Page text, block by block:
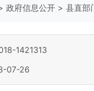
政府信息公开 > 县直部
1421313
07-26